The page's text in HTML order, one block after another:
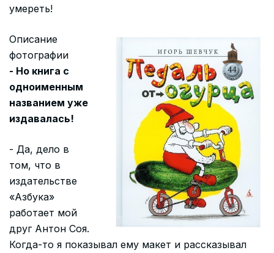
умереть!
Описание
фотографии
- Но книга с
одноименным
названием уже
издавалась!
- Да, дело в
том, что в
издательстве
«Азбука»
работает мой
друг Антон Соя.
Когда-то я показывал ему макет и рассказывал